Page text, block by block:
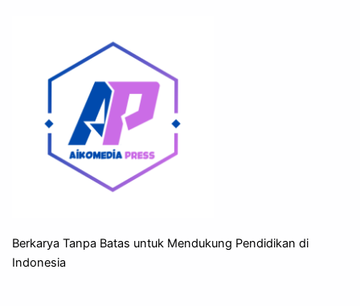
Berkarya Tanpa Batas untuk Mendukung Pendidikan di
Indonesia